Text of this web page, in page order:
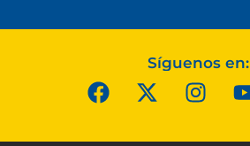
Síguenos en: